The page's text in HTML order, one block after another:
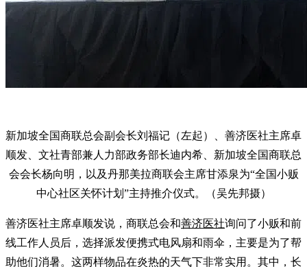
新加坡全国商联总会副会长刘福记（左起）、善济医社主席卓
顺发、文社青部兼人力部政务部长迪内希、新加坡全国商联总
会会长杨向明，以及丹那美拉商联会主席甘添泉为“全国小贩
中心社区关怀计划”主持推介仪式。（吴先邦摄）
善济医社主席卓顺发说，商联总会和善济医社询问了小贩和前
线工作人员后，选择派发便携式电风扇和雨伞，主要是为了帮
助他们消暑。这两样物品在炎热的天气下非常实用。其中，长